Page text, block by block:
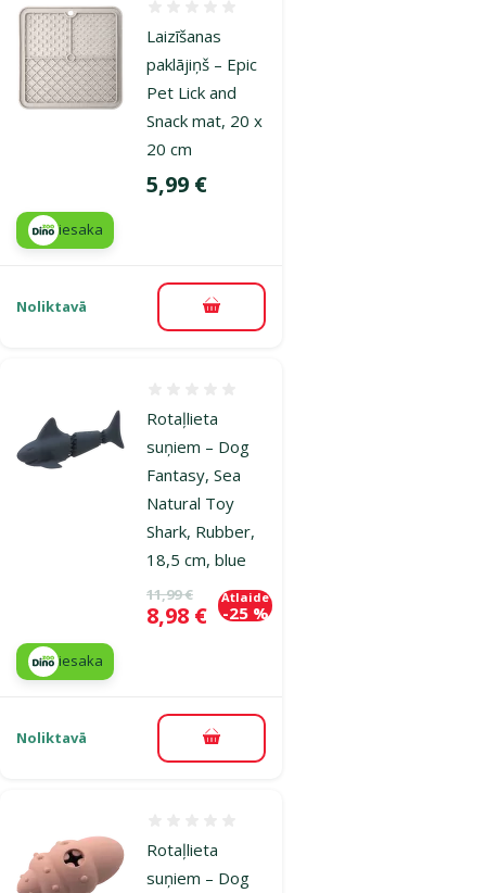
Laizīšanas
paklājiņš – Epic
Pet Lick and
Snack mat, 20 x
20 cm
Cena
5,99 €
iesaka
Noliktavā Pievienot grozam
Rotaļlieta
suņiem – Dog
Fantasy, Sea
Natural Toy
Shark, Rubber,
18,5 cm, blue
Oriģinālā cena
11,99 €
Cena
8,98 €
Atlaide
-25 %
iesaka
Noliktavā Pievienot grozam
Rotaļlieta
suņiem – Dog